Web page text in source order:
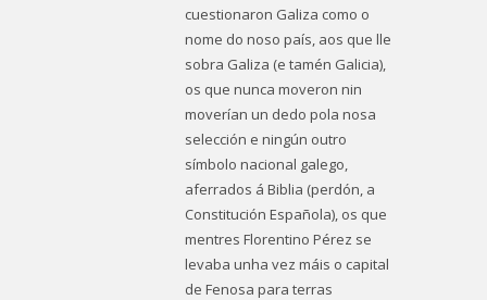
cuestionaron Galiza como o
nome do noso país, aos que lle
sobra Galiza (e tamén Galicia),
os que nunca moveron nin
moverían un dedo pola nosa
selección e ningún outro
símbolo nacional galego,
aferrados á Biblia (perdón, a
Constitución Española), os que
mentres Florentino Pérez se
levaba unha vez máis o capital
de Fenosa para terras